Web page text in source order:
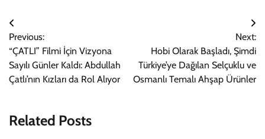
Yazı
gezinmesi
Previous:
“ÇATLI” Filmi İçin Vizyona
Sayılı Günler Kaldı: Abdullah
Çatlı’nın Kızları da Rol Alıyor
Next:
Hobi Olarak Başladı, Şimdi
Türkiye’ye Dağılan Selçuklu ve
Osmanlı Temalı Ahşap Ürünler
Related Posts